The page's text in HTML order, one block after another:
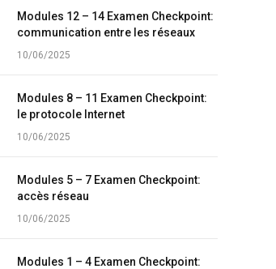
Modules 12 – 14 Examen Checkpoint:
communication entre les réseaux
10/06/2025
Modules 8 – 11 Examen Checkpoint:
le protocole Internet
10/06/2025
Modules 5 – 7 Examen Checkpoint:
accès réseau
10/06/2025
Modules 1 – 4 Examen Checkpoint: